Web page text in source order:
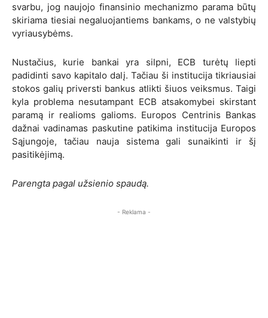
svarbu, jog naujojo finansinio mechanizmo parama būtų
skiriama tiesiai negaluojantiems bankams, o ne valstybių
vyriausybėms.
Nustačius, kurie bankai yra silpni, ECB turėtų liepti
padidinti savo kapitalo dalį. Tačiau ši institucija tikriausiai
stokos galių priversti bankus atlikti šiuos veiksmus. Taigi
kyla problema nesutampant ECB atsakomybei skirstant
paramą ir realioms galioms. Europos Centrinis Bankas
dažnai vadinamas paskutine patikima institucija Europos
Sąjungoje, tačiau nauja sistema gali sunaikinti ir šį
pasitikėjimą.
Parengta pagal užsienio spaudą.
- Reklama -